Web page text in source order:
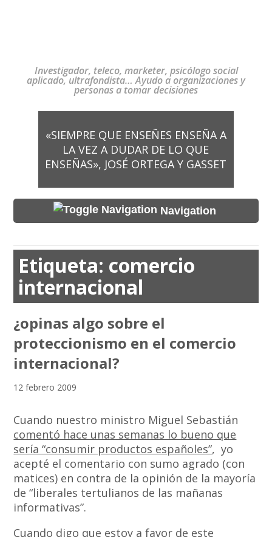
Investigador, teleco, marketer, psicólogo social
aplicado, ultrafondista… Ayudo a organizaciones y
personas a tomar decisiones
«SIEMPRE QUE ENSEÑES ENSEÑA A
LA VEZ A DUDAR DE LO QUE
ENSEÑAS», JOSÉ ORTEGA Y GASSET
Navigation
Etiqueta: comercio
internacional
¿opinas algo sobre el
proteccionismo en el comercio
internacional?
12 febrero 2009
Cuando nuestro ministro Miguel Sebastián
comentó hace unas semanas lo bueno que
sería “consumir productos españoles”, yo
acepté el comentario con sumo agrado (con
matices) en contra de la opinión de la mayoría
de “liberales tertulianos de las mañanas
informativas”.
Cuando digo que estoy a favor de este